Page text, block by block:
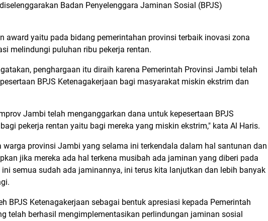
Badan Penyelenggara Jaminan Sosial (BPJS)
award yaitu pada bidang pemerintahan provinsi terbaik inovasi zona
melindungi puluhan ribu pekerja rentan.
penghargaan itu diraih karena Pemerintah Provinsi Jambi telah
BPJS Ketenagakerjaan bagi masyarakat miskin ekstrim dan
Jambi telah menganggarkan dana untuk kepesertaan BPJS
pekerja rentan yaitu bagi mereka yang miskin ekstrim," kata Al Haris.
warga provinsi Jambi yang selama ini terkendala dalam hal santunan dan
jika mereka ada hal terkena musibah ada jaminan yang diberi pada
semua sudah ada jaminannya, ini terus kita lanjutkan dan lebih banyak
BPJS Ketenagakerjaan sebagai bentuk apresiasi kepada Pemerintah
telah berhasil mengimplementasikan perlindungan jaminan sosial